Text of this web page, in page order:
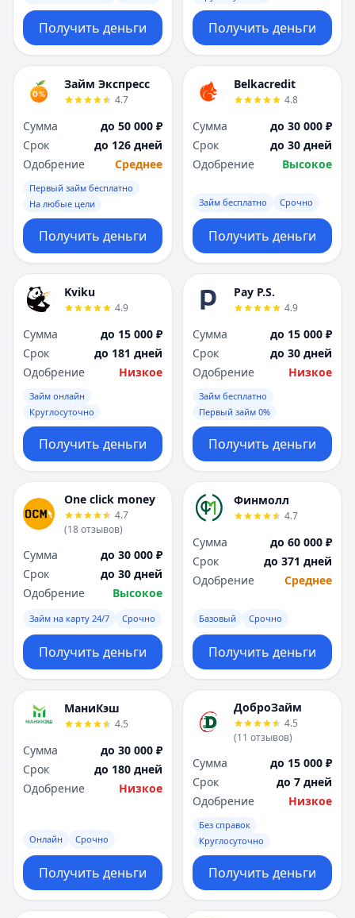
Получить деньги Получить деньги
Займ Экспресс
4.7
Сумма
до 50 000 ₽
Срок
до 126 дней
Одобрение
Среднее
Первый займ бесплатно
На любые цели
Получить деньги
Belkacredit
4.8
Сумма
до 30 000 ₽
Срок
до 30 дней
Одобрение
Высокое
Займ бесплатно Срочно
Получить деньги
Kviku
4.9
Сумма
до 15 000 ₽
Срок
до 181 дней
Одобрение
Низкое
Займ онлайн
Круглосуточно
Получить деньги
Pay P.S.
4.9
Сумма
до 15 000 ₽
Срок
до 30 дней
Одобрение
Низкое
Займ бесплатно
Первый займ 0%
Получить деньги
One click money
4.7
(18отзывов)
Сумма
до 30 000 ₽
Срок
до 30 дней
Одобрение
Высокое
Займ на карту 24/7 Срочно
Получить деньги
Финмолл
4.7
Сумма
до 60 000 ₽
Срок
до 371 дней
Одобрение
Среднее
Базовый Срочно
Получить деньги
МаниКэш
4.5
Сумма
до 30 000 ₽
Срок
до 180 дней
Одобрение
Низкое
Онлайн Срочно
Получить деньги
ДоброЗайм
4.5
(11 отзывов)
Сумма
до 15 000 ₽
Срок
до 7 дней
Одобрение
Низкое
Без справок
Круглосуточно
Получить деньги